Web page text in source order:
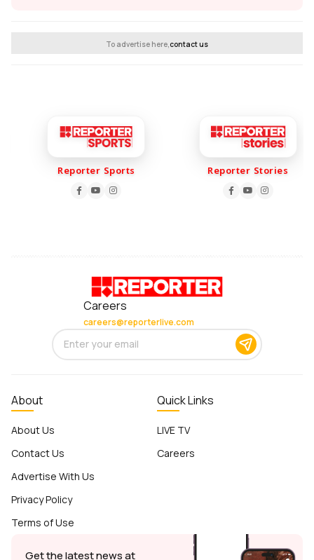
To advertise here,contact us
Reporter Sports Reporter Stories
Careers
careers@reporterlive.com
About
About Us
Contact Us
Advertise With Us
Privacy Policy
Terms of Use
Quick Links
LIVE TV
Careers
Get the latest news at